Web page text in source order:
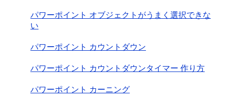
パワーポイント オブジェクトがうまく選択できな
い
パワーポイント カウントダウン
パワーポイント カウントダウンタイマー 作り方
パワーポイント カーニング